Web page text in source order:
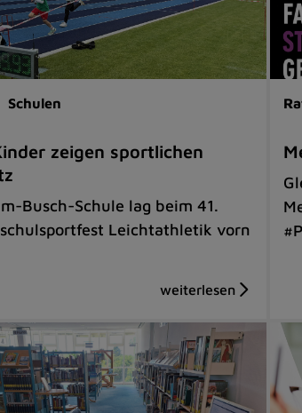
Schulen
zeigen sportlichen
Busch-Schule lag beim 41.
Leichtathletik vorn